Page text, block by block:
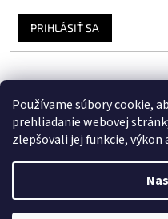
Používame súbory cookie,
prehliadanie webovej
zlepšovali jej funkcie,
PRIHLÁSIŤ SA